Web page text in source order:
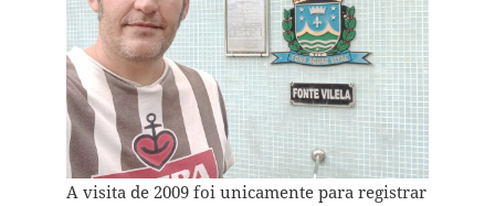
A visita de 2009 foi unicamente para registrar